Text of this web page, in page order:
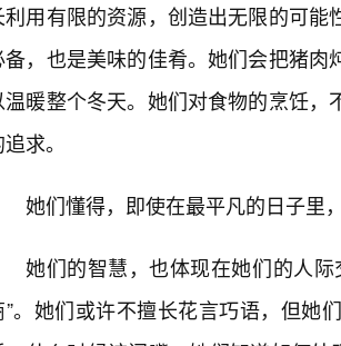
利用有限的资源，创造出无限的可
备，也是美味的佳肴。她们会把猪
温暖整个冬天。她们对食物的烹饪
求。
她们懂得，即使在最平凡的日子里
她们的智慧，也体现在她们的人
”。她们或许不擅长花言巧语，但她